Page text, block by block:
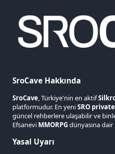
SroCave Hakkında
SroCave, Türkiye'nin en aktif
platformudur. En yeniSRO
güncel rehberlere ulaşabilir ve
Efsanevi MMORPGdünyasına
Yasal Uyarı